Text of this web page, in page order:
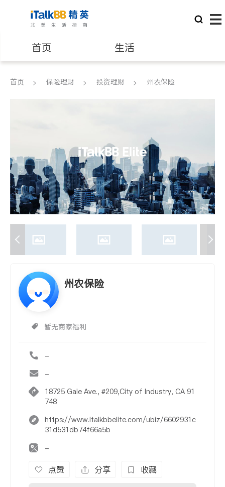
首页 生活
医生 律师
养老 非盈利组织
首页 保险理财 投资理财 州农保险
州农保险
暂无商家福利
-
-
18725 Gale Ave., #209,City of Industry, CA 91
748
https://www.italkbbelite.com/ubiz/6602931c
31d531db74f66a5b
-
点赞 分享 收藏